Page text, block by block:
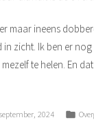
maar ineens
zicht. Ik ben er
te helen. En
2024